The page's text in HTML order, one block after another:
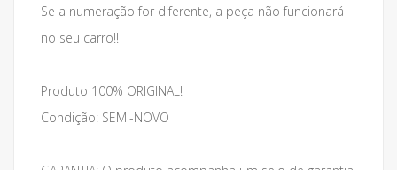
Se a numeração for diferente, a peça não funcionará
no seu carro!!
Produto 100% ORIGINAL!
Condição: SEMI-NOVO